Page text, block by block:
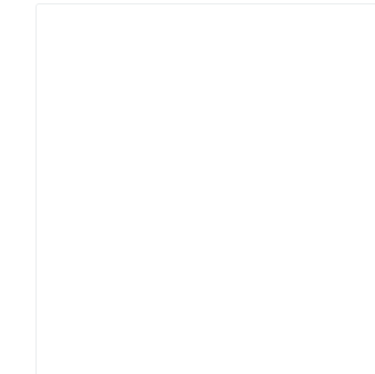
Frezz Appel Proteine